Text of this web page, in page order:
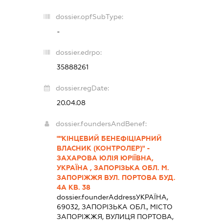
dossier.opfSubType:
-
dossier.edrpo:
35888261
dossier.regDate:
20.04.08
dossier.foundersAndBenef:
""КІНЦЕВИЙ БЕНЕФІЦІАРНИЙ
ВЛАСНИК (КОНТРОЛЕР)" -
ЗАХАРОВА ЮЛІЯ ЮРІЇВНА,
УКРАЇНА , ЗАПОРІЗЬКА ОБЛ. М.
ЗАПОРІЖЖЯ ВУЛ. ПОРТОВА БУД.
4А КВ. 38
dossier.founderAddressУКРАЇНА,
69032, ЗАПОРІЗЬКА ОБЛ., МІСТО
ЗАПОРІЖЖЯ, ВУЛИЦЯ ПОРТОВА,